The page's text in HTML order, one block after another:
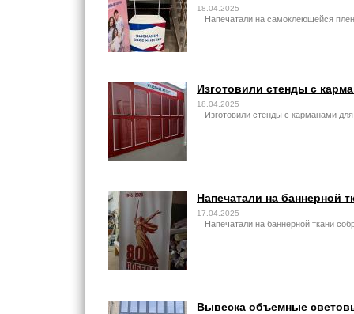
18.04.2025
Напечатали на самоклеющейся
Изготовили стенды с
18.04.2025
Изготовили стенды с карманами
Напечатали на баннерной
17.04.2025
Напечатали на баннерной ткани
Вывеска объемные